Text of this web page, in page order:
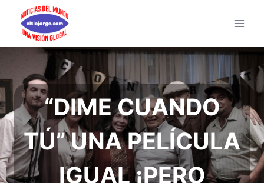
Saltar
contenido
“DIME CUANDO
TÚ” UNA PELÍCULA
IGUAL ¡PERO